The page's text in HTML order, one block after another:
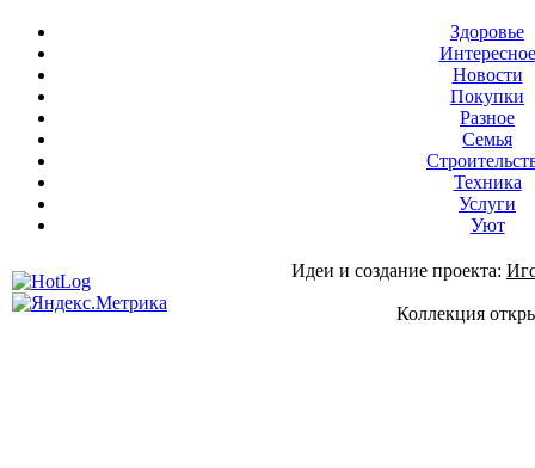
Здоровье
Интересное
Новости
Покупки
Разное
Семья
Техника
Услуги
Уют
Идеи и создание проекта:
Коллекция